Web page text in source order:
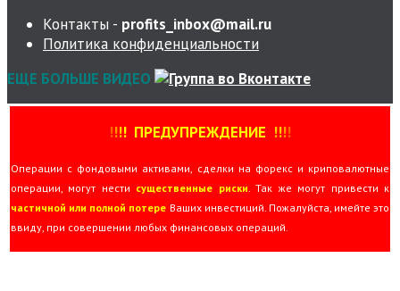
Контакты - profits_inbox@mail.ru
Политика конфиденциальности
ЕЩЕ БОЛЬШЕ ВИДЕО
!!!! ПРЕДУПРЕЖДЕНИЕ !!!!
Операции с фондовыми активами, сделки на форекс и криповалютные
операции, могут нести существенные риски . Так же могут привести к
частичной или полной потере Ваших инвестиций. Пожалуйста, имейте это
ввиду, при совершении любых финансовых операций.